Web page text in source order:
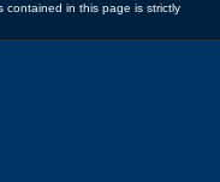
contained in this page is strictly